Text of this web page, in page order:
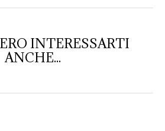
INTERESSARTI
ANCHE...